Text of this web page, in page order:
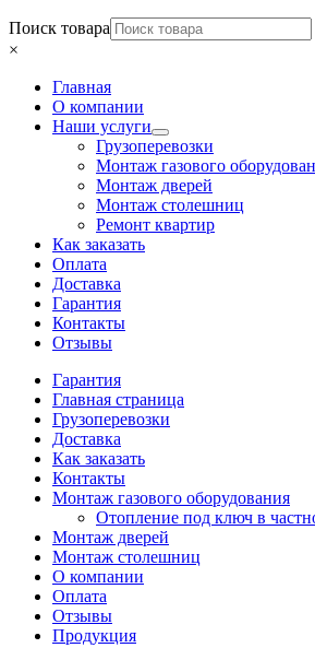
Поиск товара
×
Главная
О компании
Наши услуги
Грузоперевозки
Монтаж газового
Монтаж дверей
Монтаж столешниц
Ремонт квартир
Как заказать
Оплата
Доставка
Гарантия
Контакты
Отзывы
Гарантия
Главная страница
Грузоперевозки
Доставка
Как заказать
Контакты
Монтаж газового оборудования
Отопление под ключ в
Монтаж дверей
Монтаж столешниц
О компании
Оплата
Отзывы
Продукция